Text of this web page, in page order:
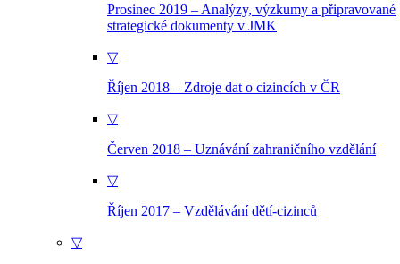
Prosinec 2019 – Analýzy, výzkumy a připravované
strategické dokumenty v JMK
▽
Říjen 2018 – Zdroje dat o cizincích v ČR
▽
Červen 2018 – Uznávání zahraničního vzdělání
▽
Říjen 2017 – Vzdělávání dětí-cizinců
▽